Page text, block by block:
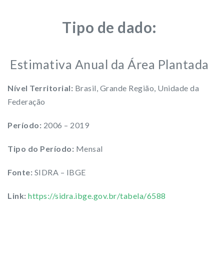
Tipo de dado:
Estimativa Anual da Área Plantada
Nível Territorial: Brasil, Grande Região, Unidade da
Federação
Período: 2006 – 2019
Tipo do Período: Mensal
Fonte: SIDRA – IBGE
Link: https://sidra.ibge.gov.br/tabela/6588